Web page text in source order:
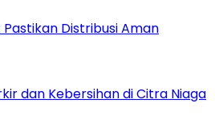
Distribusi Aman
dan Kebersihan di Citra Niaga